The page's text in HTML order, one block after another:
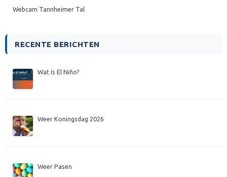
Webcam Tannheimer Tal
RECENTE BERICHTEN
Wat is El Niño?
Weer Koningsdag 2026
Weer Pasen